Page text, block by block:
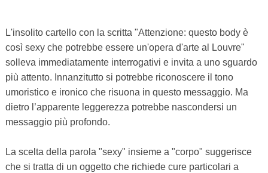
L'insolito cartello con la scritta "Attenzione: questo body è
così sexy che potrebbe essere un'opera d'arte al Louvre"
solleva immediatamente interrogativi e invita a uno sguardo
più attento. Innanzitutto si potrebbe riconoscere il tono
umoristico e ironico che risuona in questo messaggio. Ma
dietro l’apparente leggerezza potrebbe nascondersi un
messaggio più profondo.
La scelta della parola "sexy" insieme a "corpo" suggerisce
che si tratta di un oggetto che richiede cure particolari a